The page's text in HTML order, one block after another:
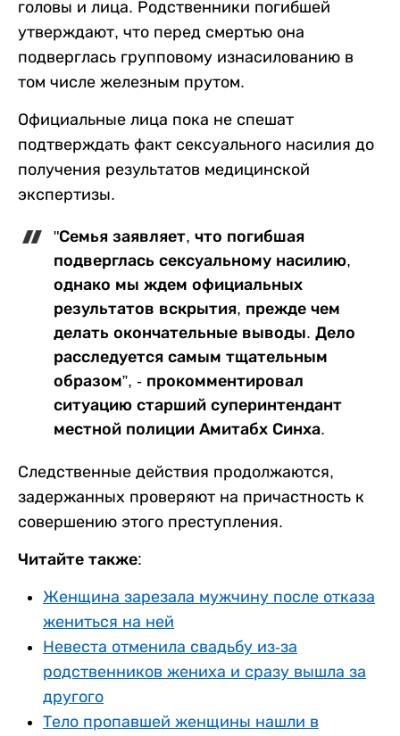
головы и лица. Родственники погибшей
утверждают, что перед смертью она
подверглась групповому изнасилованию в
том числе железным прутом.
Официальные лица пока не спешат
подтверждать факт сексуального насилия до
получения результатов медицинской
экспертизы.
"Семья заявляет, что погибшая
подверглась сексуальному насилию,
однако мы ждем официальных
результатов вскрытия, прежде чем
делать окончательные выводы. Дело
расследуется самым тщательным
образом”, - прокомментировал
ситуацию старший суперинтендант
местной полиции Амитабх Синха.
Следственные действия продолжаются,
задержанных проверяют на причастность к
совершению этого преступления.
Читайте также:
Женщина зарезала мужчину после отказа
жениться на ней
Невеста отменила свадьбу из-за
родственников жениха и сразу вышла за
другого
Тело пропавшей женщины нашли в